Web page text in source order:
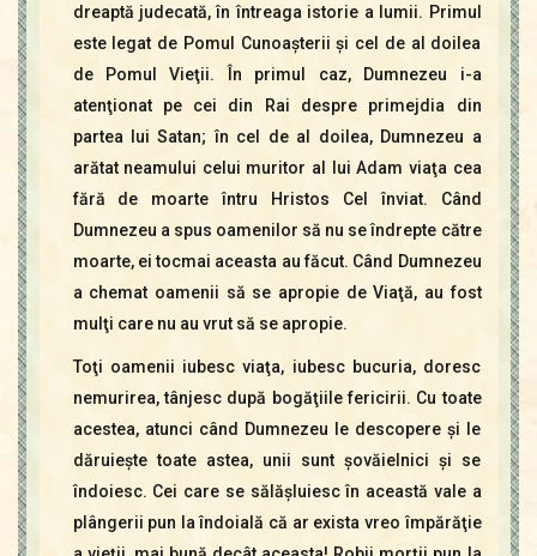
dreaptă judecată, în întreaga istorie a lumii. Primul
este legat de Pomul Cunoaşterii şi cel de al doilea
de Pomul Vieţii. În primul caz, Dumnezeu i-a
atenţionat pe cei din Rai despre primejdia din
partea lui Satan; în cel de al doilea, Dumnezeu a
arătat neamului celui muritor al lui Adam viaţa cea
fără de moarte întru Hristos Cel înviat. Când
Dumnezeu a spus oamenilor să nu se îndrepte către
moarte, ei tocmai aceasta au făcut. Când Dumnezeu
a chemat oamenii să se apropie de Viaţă, au fost
mulţi care nu au vrut să se apropie.
Toţi oamenii iubesc viaţa, iubesc bucuria, doresc
nemurirea, tânjesc după bogăţiile fericirii. Cu toate
acestea, atunci când Dumnezeu le descopere şi le
dăruieşte toate astea, unii sunt şovăielnici şi se
îndoiesc. Cei care se sălăşluiesc în această vale a
plângerii pun la îndoială că ar exista vreo împărăţie